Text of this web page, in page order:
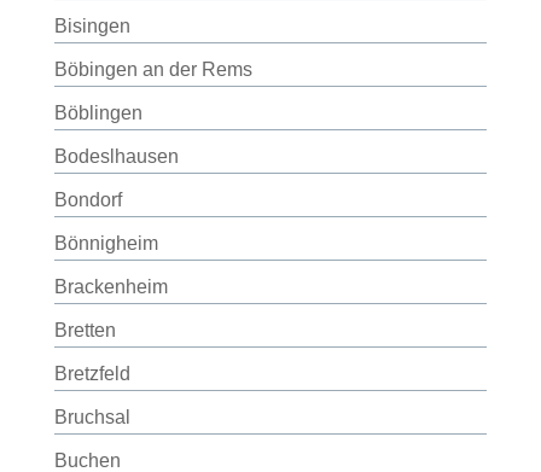
Bisingen
Böbingen an der Rems
Böblingen
Bodeslhausen
Bondorf
Bönnigheim
Brackenheim
Bretten
Bretzfeld
Bruchsal
Buchen